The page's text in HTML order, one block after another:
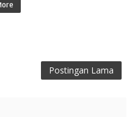
Postingan Lama